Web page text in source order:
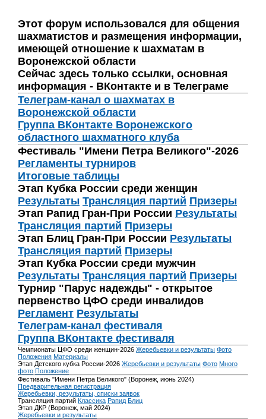
Этот форум использовался для общения
шахматистов и размещения информации,
имеющей отношение к шахматам в
Воронежской области
Сейчас здесь только ссылки, основная
информация - ВКонтакте и в Телеграме
Телеграм-канал о шахматах в
Воронежской области
Группа ВКонтакте Воронежского
областного шахматного клуба
Фестиваль "Имени Петра Великого"-2026
Регламенты турниров
Итоговые таблицы
Этап Кубка России среди женщин
Результаты Трансляция партий Призеры
Этап Рапид Гран-При России Результаты
Трансляция партий Призеры
Этап Блиц Гран-При России Результаты
Трансляция партий Призеры
Этап Кубка России среди мужчин
Результаты Трансляция партий Призеры
Турнир "Парус надежды" - открытое
первенство ЦФО среди инвалидов
Регламент Результаты
Телеграм-канал фестиваля
Группа ВКонтакте фестиваля
Чемпионаты ЦФО среди женщин-2026 Жеребьевки и результаты Фото
Положения Материалы
Этап Детского кубка России-2026 Жеребьевки и результаты Фото Много
фото Положение
Фестиваль "Имени Петра Великого" (Воронеж, июнь 2024)
Предварительная регистрация
Жеребьевки, результаты, списки заявок
Трансляция партий Классика Рапид Блиц
Этап ДКР (Воронеж, май 2024)
Жеребьевки и результаты